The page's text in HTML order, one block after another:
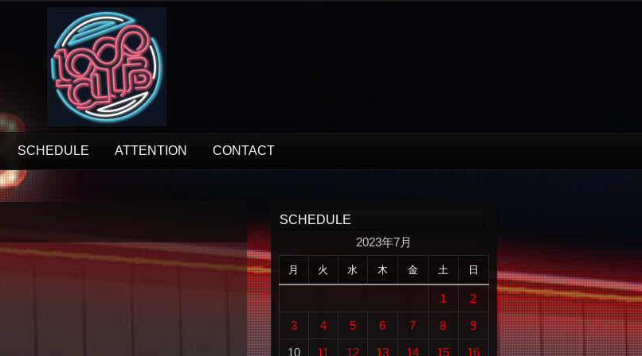
SCHEDULE ATTENTION CONTACT
SCHEDULE
2023年7月
月 火 水 木 金 土 日
1
2
3
4 5 6 7 8
9
10
11 12 13 14 15 16